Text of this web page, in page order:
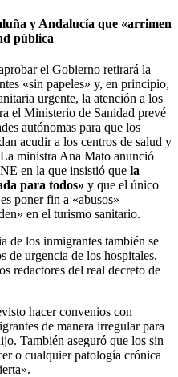
y Andalucía que «arrimen
pública
el Gobierno retirará la
«sin papeles» y, en principio,
urgente, la atención a los
el Ministerio de Sanidad prevé
autónomas para que los
acudir a los centros de salud y
ministra Ana Mato anunció
en la que insistió que la
para todos» y que el único
poner fin a «abusos»
en el turismo sanitario.
de los inmigrantes también se
de urgencia de los hospitales,
redactores del real decreto de
hacer convenios con
de manera irregular para
También aseguró que los sin
o cualquier patología crónica